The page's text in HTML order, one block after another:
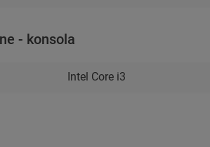
- konsola
Intel Core i3